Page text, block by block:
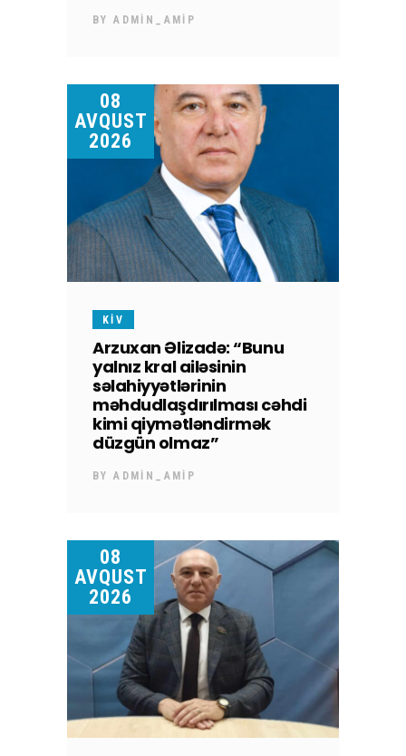
BYADMIN_AMIP
08
AVQUST
2026
KİV
Arzuxan Əlizadə: “Bunu
yalnız kral ailəsinin
səlahiyyətlərinin
məhdudlaşdırılması cəhdi
kimi qiymətləndirmək
düzgün olmaz”
BYADMIN_AMIP
08
AVQUST
2026